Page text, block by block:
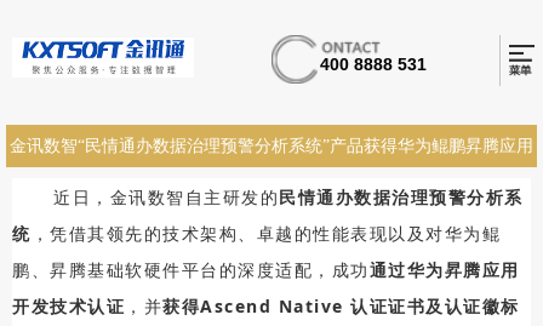
400 8888 531
金讯数智“民情通办数据治理预警分析系统”产品获得华为鲲鹏昇腾应用
开发双项认证
近日，金讯数智自主研发的民情通办数据治理预警分析系
统 ，凭借其领先的技术架构、卓越的性能表现以及对华为鲲
鹏、昇腾基础软硬件平台的深度适配，成功通过华为昇腾应用
开发技术认证 ，并获得Ascend Native 认证证书及认证徽标